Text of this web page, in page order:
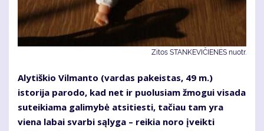
Zitos STANKEVIČIENĖS nuotr.
Alytiškio Vilmanto (vardas pakeistas, 49 m.)
istorija parodo, kad net ir puolusiam žmogui visada
suteikiama galimybė atsitiesti, tačiau tam yra
viena labai svarbi sąlyga – reikia noro įveikti